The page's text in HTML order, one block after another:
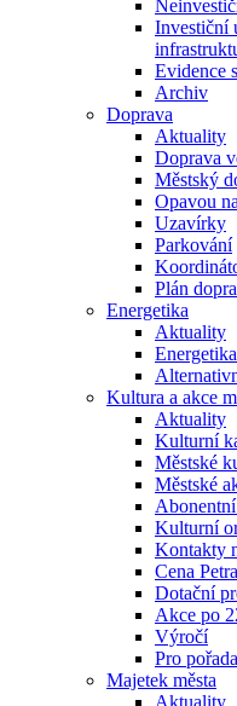
Investiční
Evidence
Archiv
Doprava
Aktuality
Doprava
Městský
Opavou
Uzavírky
Parkování
Plán
Energetika
Aktuality
Kultura a akce
Aktuality
Kulturní
Městské
Městské
Kulturní
Kontakty
Cena
Dotační
Akce po
Výročí
Pro
Majetek města